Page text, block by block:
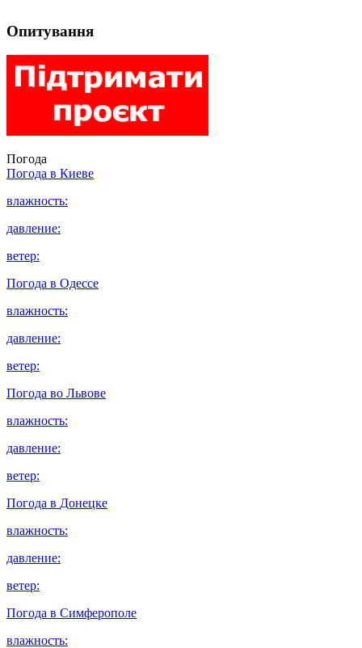
Опитування
Погода
Погода в Киеве
влажность:
давление:
ветер:
Погода в Одессе
влажность:
давление:
ветер:
Погода во Львове
влажность:
давление:
ветер:
Погода в Донецке
влажность:
давление:
ветер:
Погода в Симферополе
влажность: